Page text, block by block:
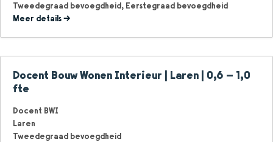
Tweedegraad bevoegdheid Eerstegraad bevoegdheid
Meer details
Docent Bouw Wonen Interieur | Laren | 0,6 – 1,0
fte
Docent BWI
Laren
Tweedegraad bevoegdheid